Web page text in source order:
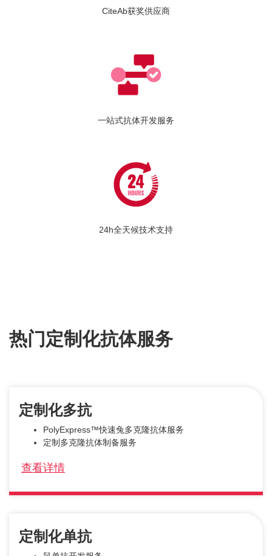
CiteAb获奖供应商
一站式抗体开发服务
24h全天候技术支持
热门定制化抗体服务
定制化多抗
PolyExpress™快速兔多克隆抗体服务
定制多克隆抗体制备服务
查看详情
定制化单抗